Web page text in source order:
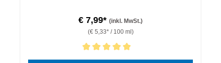
€ 7,99* (inkl. MwSt.)
(€ 5,33* / 100 ml)
Durchschnittliche Bewertung von 5 von 5 Sternen